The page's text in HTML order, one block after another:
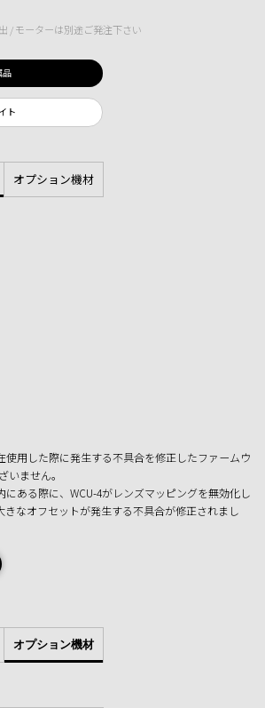
/ モーターは別途ご発注下さい
品
ト
オプション機材
使用した際に発生する不具合を修正したファームウ
いません。
にある際に、WCU-4がレンズマッピングを無効化し
きなオフセットが発生する不具合が修正されまし
オプション機材